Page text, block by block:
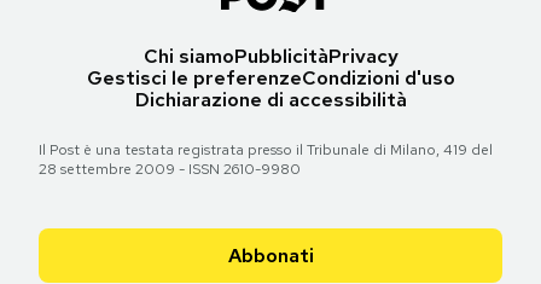
Chi siamoPubblicitàPrivacy
Gestisci le preferenzeCondizioni d'uso
Dichiarazione di accessibilità
Il Post è una testata registrata presso il Tribunale di Milano, 419 del
28 settembre 2009 - ISSN 2610-9980
Abbonati